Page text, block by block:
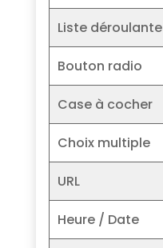
Liste déroulante
Bouton radio
Case à cocher
Choix multiple
URL
Heure / Date